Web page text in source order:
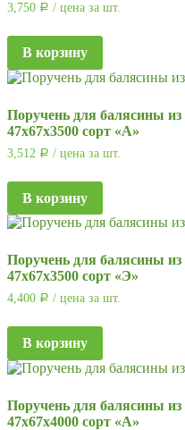
3,750 Р / цена за шт.
В корзину
Поручень для балясины
47х67х3500 сорт «А»
3,512 Р / цена за шт.
В корзину
Поручень для балясины
47х67х3500 сорт «Э»
4,400 Р / цена за шт.
В корзину
Поручень для балясины
47х67х4000 сорт «А»